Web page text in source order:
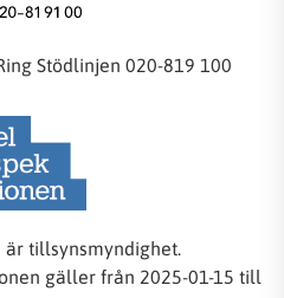
Stödlinjen 020-819 100
tillsynsmyndighet.
gäller från 2025-01-15 till